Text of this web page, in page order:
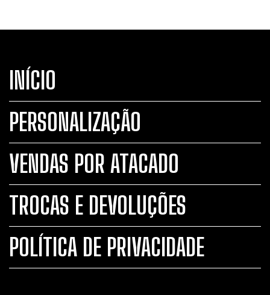
INÍCIO
PERSONALIZAÇÃO
VENDAS POR ATACADO
TROCAS E DEVOLUÇÕES
POLÍTICA DE PRIVACIDADE